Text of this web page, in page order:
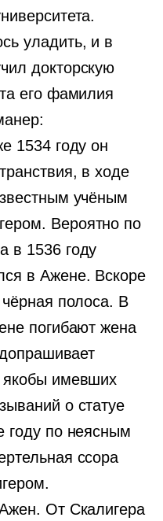
уладить, и в
докторскую
его фамилия
1534 году он
в ходе
учёным
Вероятно по
в 1536 году
в Ажене. Вскоре
чёрная полоса. В
погибают жена
якобы имевших
о статуе
по неясным
ссора
От Скалигера